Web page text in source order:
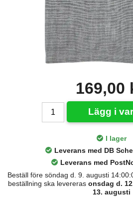
169,00
Lägg i
I lager
Leverans med DB
Leverans med
Beställ före söndag d. 9. augusti
beställning ska levereras onsdag d.
13. augusti